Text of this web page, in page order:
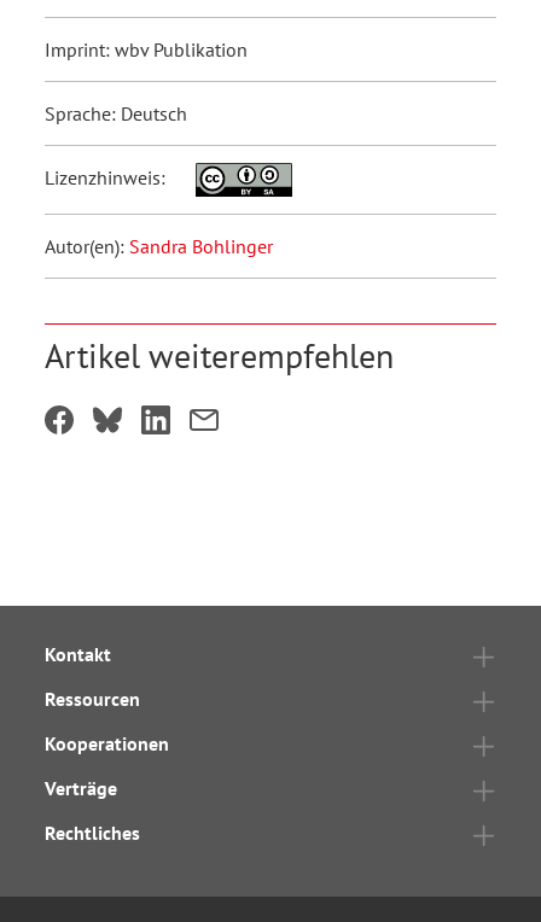
Imprint: wbv Publikation
Sprache: Deutsch
Lizenzhinweis:
Autor(en): Sandra Bohlinger
Artikel weiterempfehlen
Kontakt
Ressourcen
Kooperationen
Verträge
Rechtliches